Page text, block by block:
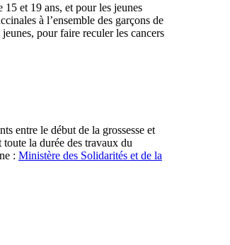
et 19 ans, et pour les jeunes
à l’ensemble des garçons de
pour faire reculer les cancers
entre le début de la grossesse et
la durée des travaux du
: Ministère des Solidarités et de la